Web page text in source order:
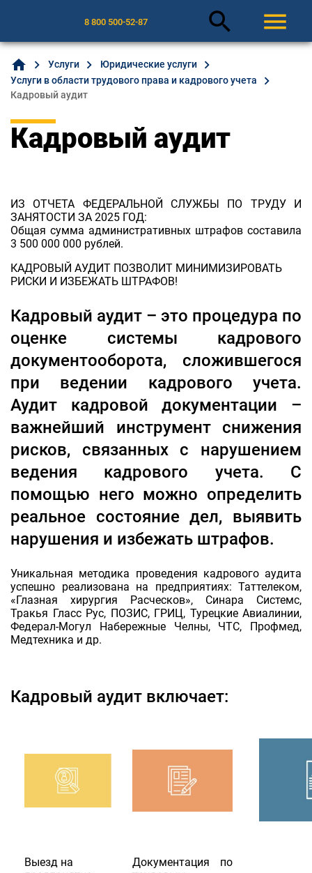
8 800 500-52-87 search menu
home Услуги
Юридические услуги
Услуги в области трудового права и кадрового учета
Кадровый аудит
Кадровый аудит
ИЗ ОТЧЕТА ФЕДЕРАЛЬНОЙ СЛУЖБЫ ПО ТРУДУ И
ЗАНЯТОСТИ ЗА 2025 ГОД:
Общая сумма административных штрафов составила
3 500 000 000 рублей.
КАДРОВЫЙ АУДИТ ПОЗВОЛИТ МИНИМИЗИРОВАТЬ
РИСКИ И ИЗБЕЖАТЬ ШТРАФОВ!
Кадровый аудит – это процедура по
оценке системы кадрового
документооборота, сложившегося
при ведении кадрового учета.
Аудит кадровой документации –
важнейший инструмент снижения
рисков, связанных с нарушением
ведения кадрового учета. С
помощью него можно определить
реальное состояние дел, выявить
нарушения и избежать штрафов.
Уникальная методика проведения кадрового аудита
успешно реализована на предприятиях: Таттелеком,
«Глазная хирургия Расческов», Синара Системс,
Тракья Гласс Рус, ПОЗИС, ГРИЦ, Турецкие Авиалинии,
Федерал-Могул Набережные Челны, ЧТС, Профмед,
Медтехника и др.
Кадровый аудит включает:
Выезд на
Документация по